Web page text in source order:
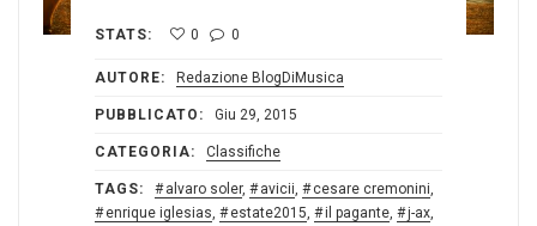
STATS: 0 0
AUTORE: Redazione BlogDiMusica
PUBBLICATO: Giu 29, 2015
CATEGORIA: Classifiche
TAGS: alvaro soler, avicii cesare cremonini
enrique iglesias
estate2015 il pagante j-ax